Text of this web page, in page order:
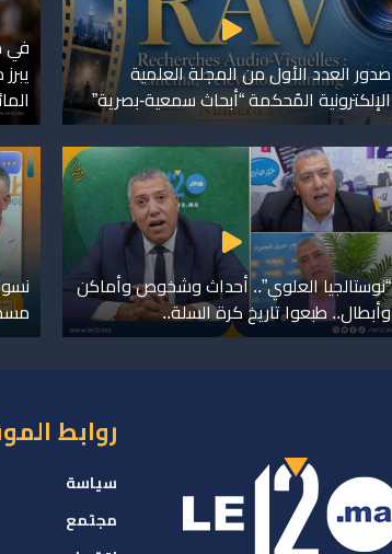
صدور العدد الأول من المجلة العلمية
الإلكترونية المُحكمة “أبحاث سمعية-بصرية”
في
“نوستالجيا العلوي”.. أحداث وشخوص وأماكن
وأبطال.. طبعوا تاريخ كرة السلة..
روابط
سياسة
مجتمع